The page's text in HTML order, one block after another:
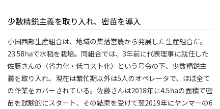
少数精鋭主義を取り入れ、密苗を導入
小国西部生産組合は、地域の集落営農から発展した生産組合だ。
23.58haで水稲を栽培。同組合では、3年前に代表理事に就任した
佐藤さんの〈省力化・低コスト化〉という号令の下、少数精鋭主
義を取り入れ、現在は繁忙期以外は5人のオペレータで、ほぼ全て
の作業をカバーされている。佐藤さんは2018年に4.5haの面積で密
苗を試験的にスタート、その結果を受けて翌2019年にヤンマーの6